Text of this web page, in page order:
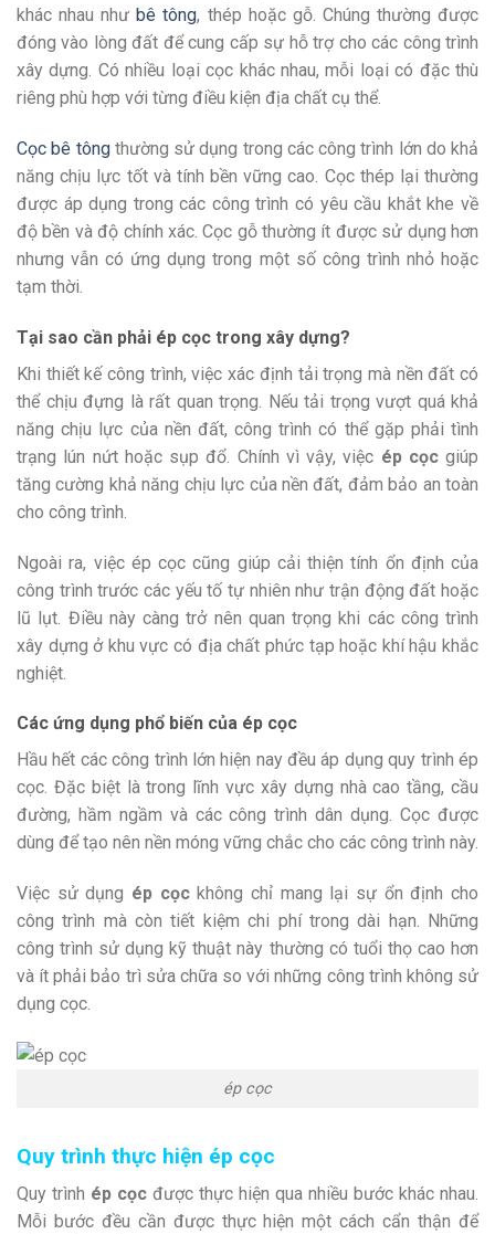
khác nhau như bê tông, thép hoặc gỗ. Chúng thường được
đóng vào lòng đất để cung cấp sự hỗ trợ cho các công trình
xây dựng. Có nhiều loại cọc khác nhau, mỗi loại có đặc thù
riêng phù hợp với từng điều kiện địa chất cụ thể.
Cọc bê tôngthường sử dụng trong các công trình lớn do khả
năng chịu lực tốt và tính bền vững cao. Cọc thép lại thường
được áp dụng trong các công trình có yêu cầu khắt khe về
độ bền và độ chính xác. Cọc gỗ thường ít được sử dụng hơn
nhưng vẫn có ứng dụng trong một số công trình nhỏ hoặc
tạm thời.
Tại sao cần phải ép cọc trong xây dựng?
Khi thiết kế công trình, việc xác định tải trọng mà nền đất có
thể chịu đựng là rất quan trọng. Nếu tải trọng vượt quá khả
năng chịu lực của nền đất, công trình có thể gặp phải tình
trạng lún nứt hoặc sụp đổ. Chính vì vậy, việc ép cọcgiúp
tăng cường khả năng chịu lực của nền đất, đảm bảo an toàn
cho công trình.
Ngoài ra, việc ép cọc cũng giúp cải thiện tính ổn định của
công trình trước các yếu tố tự nhiên như trận động đất hoặc
lũ lụt. Điều này càng trở nên quan trọng khi các công trình
xây dựng ở khu vực có địa chất phức tạp hoặc khí hậu khắc
nghiệt.
Các ứng dụng phổ biến của ép cọc
Hầu hết các công trình lớn hiện nay đều áp dụng quy trình ép
cọc. Đặc biệt là trong lĩnh vực xây dựng nhà cao tầng, cầu
đường, hầm ngầm và các công trình dân dụng. Cọc được
dùng để tạo nên nền móng vững chắc cho các công trình này.
Việc sử dụng ép cọckhông chỉ mang lại sự ổn định cho
công trình mà còn tiết kiệm chi phí trong dài hạn. Những
công trình sử dụng kỹ thuật này thường có tuổi thọ cao hơn
và ít phải bảo trì sửa chữa so với những công trình không sử
dụng cọc.
ép cọc
Quy trình thực hiện ép cọc
Quy trình ép cọc được thực hiện qua nhiều bước khác nhau.
Mỗi bước đều cần được thực hiện một cách cẩn thận để